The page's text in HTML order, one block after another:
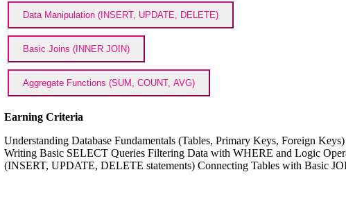
Data Manipulation (INSERT, UPDATE, DELETE)
Basic Joins (INNER JOIN)
Aggregate Functions (SUM, COUNT, AVG)
Earning Criteria
Understanding Database Fundamentals (Tables, Primary Keys, Foreign
Writing Basic SELECT Queries Filtering Data with WHERE and Logic
(INSERT, UPDATE, DELETE statements) Connecting Tables with Basic